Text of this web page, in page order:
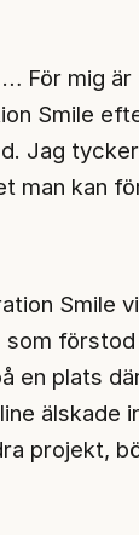
För mig
Smile
Jag
man kan
Smile
en plats
älskade
projekt,